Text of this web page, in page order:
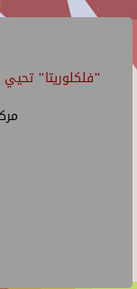
"فلكلوريتا"